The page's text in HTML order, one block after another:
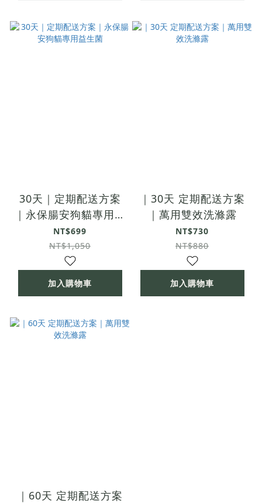
30天｜定期配送方案
｜永保腸安狗貓專用益
生菌
NT$699
NT$1,050
加入購物車
｜30天 定期配送方案
｜萬用雙效洗滌露
NT$730
NT$880
加入購物車
｜60天 定期配送方案